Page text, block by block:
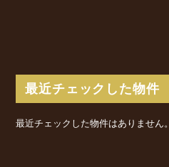
最近チェックした物件
最近チェックした物件はありません。